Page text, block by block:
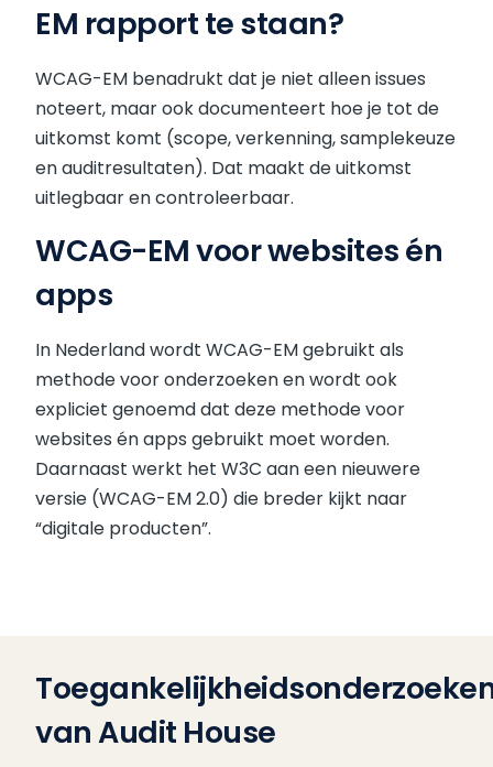
EM rapport te staan?
WCAG-EM benadrukt dat je niet alleen issues
noteert, maar ook documenteert hoe je tot de
uitkomst komt (scope, verkenning, samplekeuze
en auditresultaten). Dat maakt de uitkomst
uitlegbaar en controleerbaar.
WCAG-EM voor websites én
apps
In Nederland wordt WCAG-EM gebruikt als
methode voor onderzoeken en wordt ook
expliciet genoemd dat deze methode voor
websites én apps gebruikt moet worden.
Daarnaast werkt het W3C aan een nieuwere
versie (WCAG-EM 2.0) die breder kijkt naar
“digitale producten”.
van Audit House